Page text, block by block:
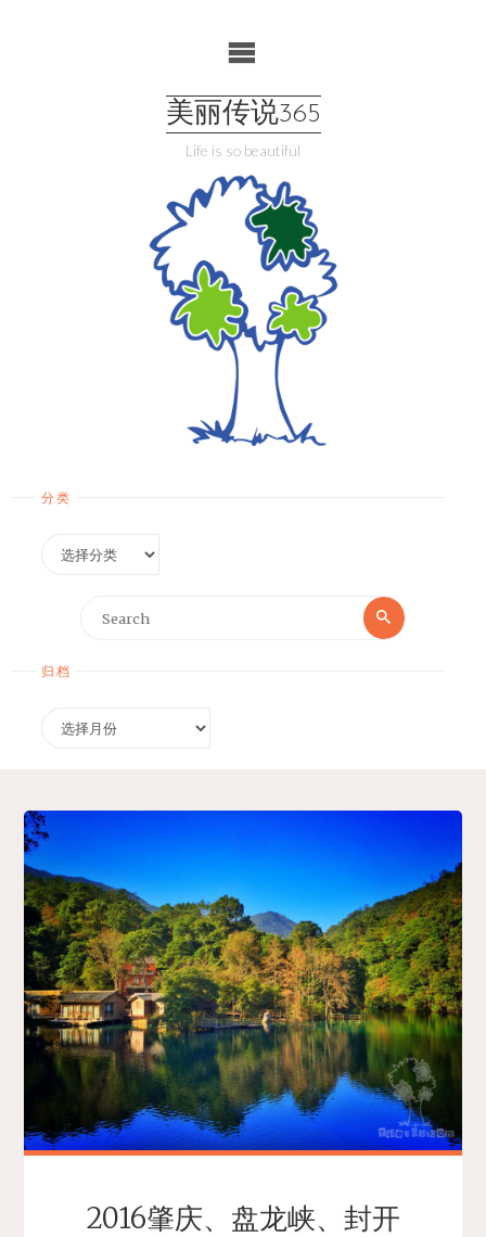
美丽传说365
Life is so beautiful
分类
Search
Search
归档
2016肇庆、盘龙峡、封开